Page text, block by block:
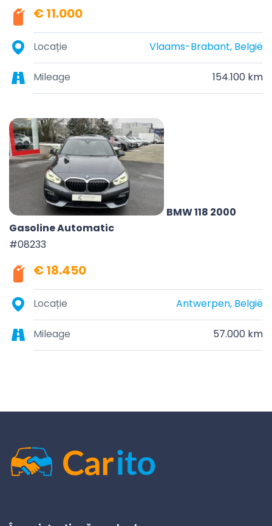
€ 11.000
Locație Vlaams-Brabant, België
Mileage 154.100 km
BMW 118 2000
Gasoline Automatic
#08233
€ 18.450
Locație Antwerpen, België
Mileage 57.000 km